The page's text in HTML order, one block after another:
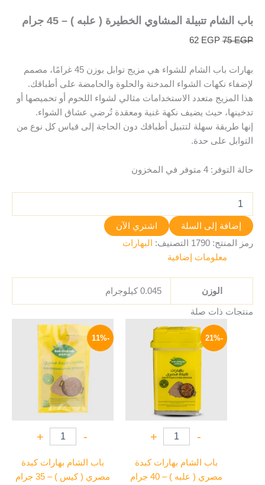
باب الشام تتبيلة المشاوي الخطيرة ( علبه ) – 45 جرام
75EGP
62 EGP
بهارات باب الشام للشواء هي مزيج توابل بوزن 45 غرامًا، مصمم
لإضفاء نكهات الشواء المدخنة والحلوة والحامضة على أطباقك.
هذا المزيج متعدد الاستخدامات مثالي لشواء اللحوم أو تحميصها أو
تدخينها، حيث يضيف نكهة غنية ومعقدة تُرضي عشاق الشواء.
إنها طريقة سهلة لتتبيل أطباقك دون الحاجة إلى قياس كل نوع من
التوابل على حدة.
حالة التوفر: 4 متوفر في المخزون
إضافة إلى السلة
اشتري الآن
رمز المنتج: 1790 التصنيف:
البهارات
معلومات إضافية
الوزن 0.045 كيلوجرام
منتجات ذات صلة
-21%
-
+
باب الشام بهارات كبدة
مصري ( علبه ) – 40 جرام
الأصلي
هو:
70 EGP.
الحالي
55 EGP.
-11%
-
+
باب الشام بهارات كبدة
مصري ( كيس ) – 35 جرام
السعر
الأصلي
هو:
35 EGP.
السعر
الحالي
هو:
31 EGP.